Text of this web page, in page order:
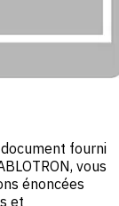
fourni
vous
énoncées
et